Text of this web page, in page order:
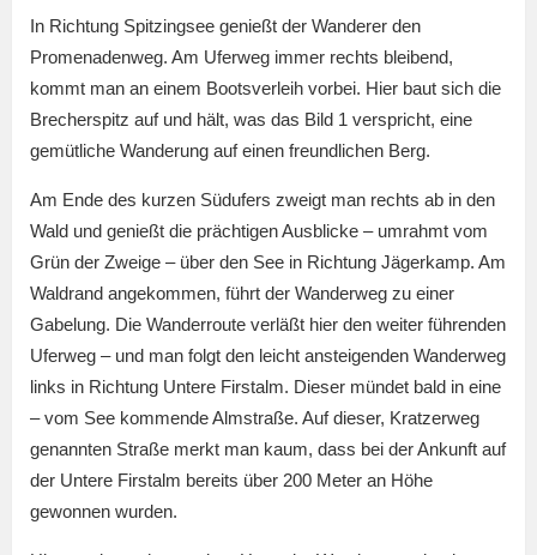
In Richtung Spitzingsee genießt der Wanderer den
Promenadenweg. Am Uferweg immer rechts bleibend,
kommt man an einem Bootsverleih vorbei. Hier baut sich die
Brecherspitz auf und hält, was das Bild 1 verspricht, eine
gemütliche Wanderung auf einen freundlichen Berg.
Am Ende des kurzen Südufers zweigt man rechts ab in den
Wald und genießt die prächtigen Ausblicke – umrahmt vom
Grün der Zweige – über den See in Richtung Jägerkamp. Am
Waldrand angekommen, führt der Wanderweg zu einer
Gabelung. Die Wanderroute verläßt hier den weiter führenden
Uferweg – und man folgt den leicht ansteigenden Wanderweg
links in Richtung Untere Firstalm. Dieser mündet bald in eine
– vom See kommende Almstraße. Auf dieser, Kratzerweg
genannten Straße merkt man kaum, dass bei der Ankunft auf
der Untere Firstalm bereits über 200 Meter an Höhe
gewonnen wurden.